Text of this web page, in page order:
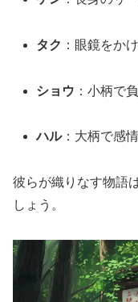
タク ：眼鏡をか
ショウ ：小柄で
ハル：大柄で感
彼らが織りなす物語
しょう。